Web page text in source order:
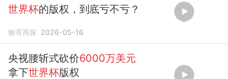
世界杯的版权，到底亏不亏？
猴哥再探 2026-05-16
央视腰斩式砍价6000万美元
拿下世界杯版权